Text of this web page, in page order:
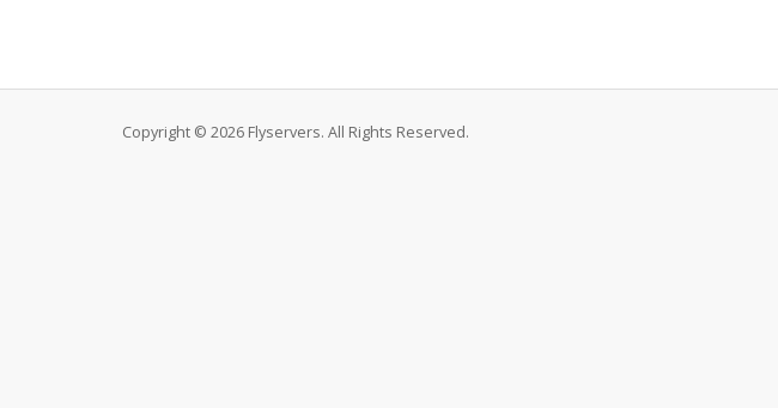
Copyright © 2026 Flyservers. All Rights Reserved.